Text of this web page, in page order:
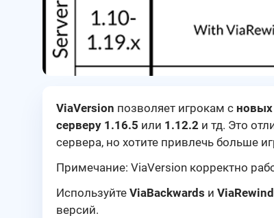
ViaVersion позволяет игрокам с новых
серверу 1.16.5 или 1.12.2 и тд. Это
сервера, но хотите привлечь больше
Примечание: ViaVersion корректно
Используйте ViaBackwards и ViaRewind
версий.